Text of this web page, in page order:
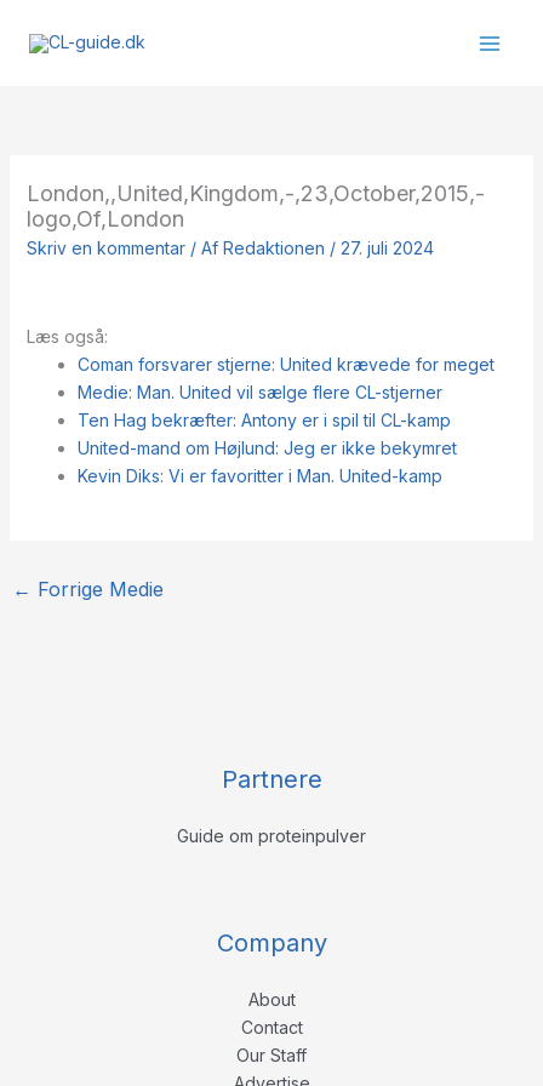
London,,United,Kingdom,-,23,October,2015,-
logo,Of,London
Skriv en kommentar / Af Redaktionen / 27. juli 2024
Læs også:
Coman forsvarer stjerne: United krævede for meget
Medie: Man. United vil sælge flere CL-stjerner
Ten Hag bekræfter: Antony er i spil til CL-kamp
United-mand om Højlund: Jeg er ikke bekymret
Kevin Diks: Vi er favoritter i Man. United-kamp
← Forrige Medie
Partnere
Guide om proteinpulver
Company
About
Contact
Our Staff